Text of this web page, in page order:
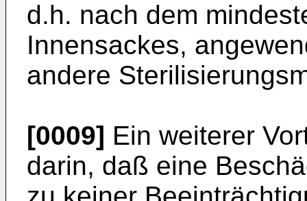
d.h. nach dem
Innensackes,
andere
[0009] Ein weiterer
darin, daß eine